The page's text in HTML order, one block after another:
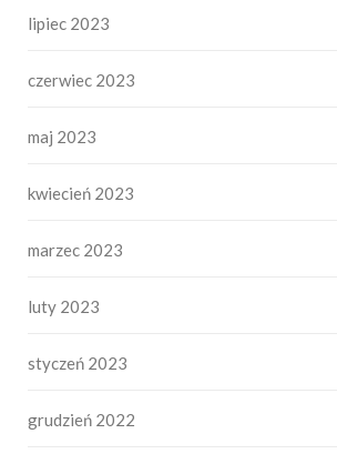
lipiec 2023
czerwiec 2023
maj 2023
kwiecień 2023
marzec 2023
luty 2023
styczeń 2023
grudzień 2022